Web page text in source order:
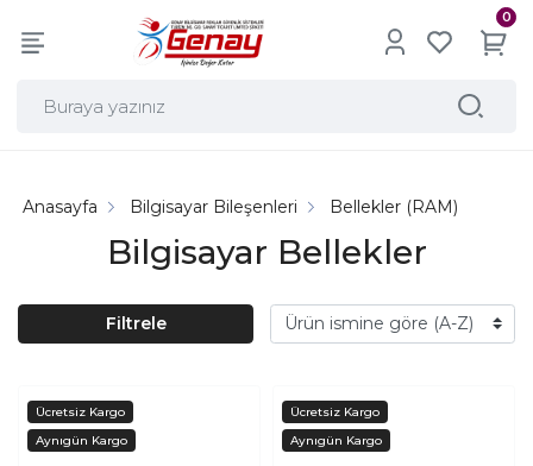
0
Bilgisayar Bellekler
Anasayfa Bilgisayar Bileşenleri Bellekler (RAM)
Filtrele